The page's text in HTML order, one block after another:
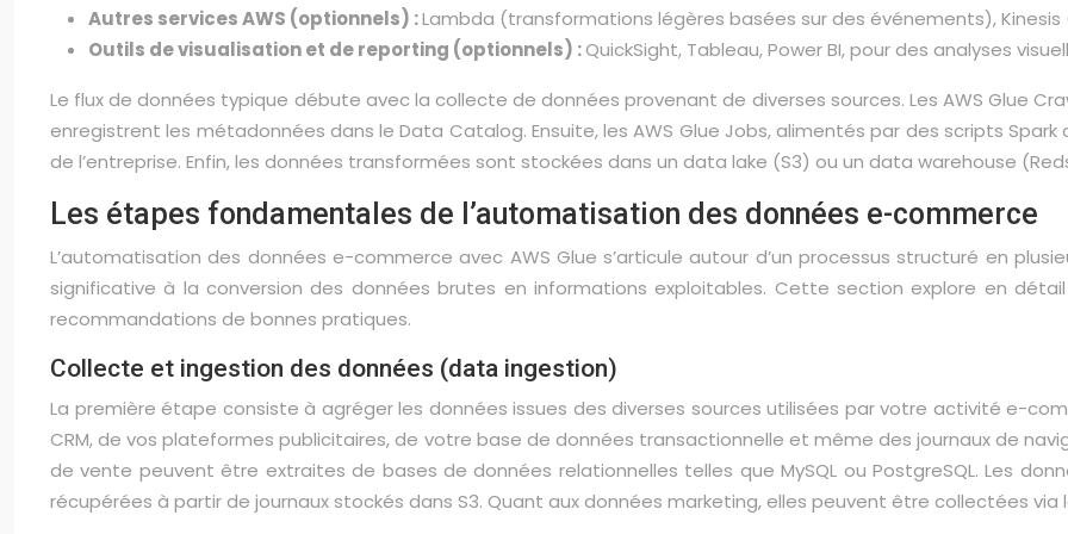
Autres services AWS (optionnels) :Lambda (transformations légères basées sur des événements),
Outils de visualisation et de reporting (optionnels) :QuickSight, Tableau, Power BI, pour des analyses
Le flux de données typique débute avec la collecte de données provenant de diverses sources. Les AWS Glue
enregistrent les métadonnées dans le Data Catalog. Ensuite, les AWS Glue Jobs, alimentés par des scripts
de l’entreprise. Enfin, les données transformées sont stockées dans un data lake (S3) ou un data warehouse
Les étapes fondamentales de l’automatisation des données e-commerce
L’automatisation des données e-commerce avec AWS Glue s’articule autour d’un processus structuré en
significative à la conversion des données brutes en informations exploitables. Cette section explore en
recommandations de bonnes pratiques.
Collecte et ingestion des données (data ingestion)
La première étape consiste à agréger les données issues des diverses sources utilisées par votre activité e-
CRM, de vos plateformes publicitaires, de votre base de données transactionnelle et même des journaux de
de vente peuvent être extraites de bases de données relationnelles telles que MySQL ou PostgreSQL. Les
récupérées à partir de journaux stockés dans S3. Quant aux données marketing, elles peuvent être collectées via